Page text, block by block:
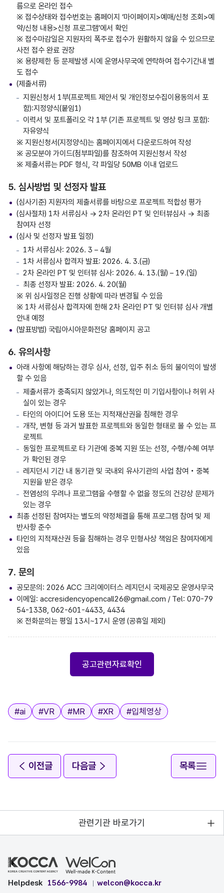
름으로 온라인 접수
※ 접수상태와 접수번호는 홈페이지 ‘마이페이지>예매/신청 조회>예
약/신청 내용>신청 프로그램’에서 확인
※ 접수마감일은 지원자의 폭주로 접수가 원활하지 않을 수 있으므로
사전 접수 완료 권장
※ 용량제한 등 문제발생 시에 운영사무국에 연락하여 접수기간내 별
도 접수
(제출서류)
지원신청서 1부(프로젝트 제안서 및 개인정보수집이용동의서 포
함):지정양식(붙임1)
이력서 및 포트폴리오 각 1부 (기존 프로젝트 및 영상 링크 포함):
자유양식
※ 지원신청서(지정양식)는 홈페이지에서 다운로드하여 작성
※ 공모분야 가이드(첨부파일)를 참조하여 지원신청서 작성
※ 제출서류는 PDF 형식, 각 파일당 50MB 이내 업로드
5. 심사방법 및 선정자 발표
(심사기준) 지원자의 제출서류를 바탕으로 프로젝트 적합성 평가
(심사절차) 1차 서류심사 → 2차 온라인 PT 및 인터뷰심사 → 최종
참여자 선정
(심사 및 선정자 발표 일정)
1차 서류심사: 2026. 3 – 4월
1차 서류심사 합격자 발표: 2026. 4. 3.(금)
2차 온라인 PT 및 인터뷰 심사: 2026. 4. 13.(월) – 19.(일)
최종 선정자 발표: 2026. 4. 20(월)
※ 위 심사일정은 진행 상황에 따라 변경될 수 있음
※ 1차 서류심사 합격자에 한해 2차 온라인 PT 및 인터뷰 심사 개별
안내 예정
(발표방법) 국립아시아문화전당 홈페이지 공고
6. 유의사항
아래 사항에 해당하는 경우 심사, 선정, 입주 취소 등의 불이익이 발생
할 수 있음
제출서류가 충족되지 않았거나, 의도적인 미 기입사항이나 허위 사
실이 있는 경우
타인의 아이디어 도용 또는 지적재산권을 침해한 경우
개작, 변형 등 과거 발표한 프로젝트와 동일한 형태로 볼 수 있는 프
로젝트
동일한 프로젝트로 타 기관에 중복 지원 또는 선정, 수행/수혜 여부
가 확인된 경우
레지던시 기간 내 동기관 및 국내외 유사기관의 사업 참여‧중복
지원을 받은 경우
전염성의 우려나 프로그램을 수행할 수 없을 정도의 건강상 문제가
있는 경우
최종 선정된 참여자는 별도의 약정체결을 통해 프로그램 참여 및 제
반사항 준수
타인의 지적재산권 등을 침해하는 경우 민형사상 책임은 참여자에게
있음
7. 문의
공모문의: 2026 ACC 크리에이터스 레지던시 국제공모 운영사무국
이메일: accresidencyopencall26@gmail.com / Tel: 070-79
54-1338, 062-601-4433, 4434
※ 전화문의는 평일 13시~17시 운영 (공휴일 제외)
공고관련자료확인
태그
#ai #VR #MR #XR #입체영상
이전글 다음글 목록
관련기관 바로가기
Helpdesk 1566-9984 welcon@kocca.kr